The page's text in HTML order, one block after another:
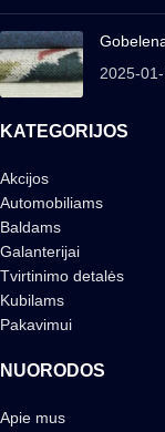
2025-
KATEGORIJOS
Akcijos
Automobiliams
Baldams
Galanterijai
Tvirtinimo detalės
Kubilams
Pakavimui
NUORODOS
Apie mus